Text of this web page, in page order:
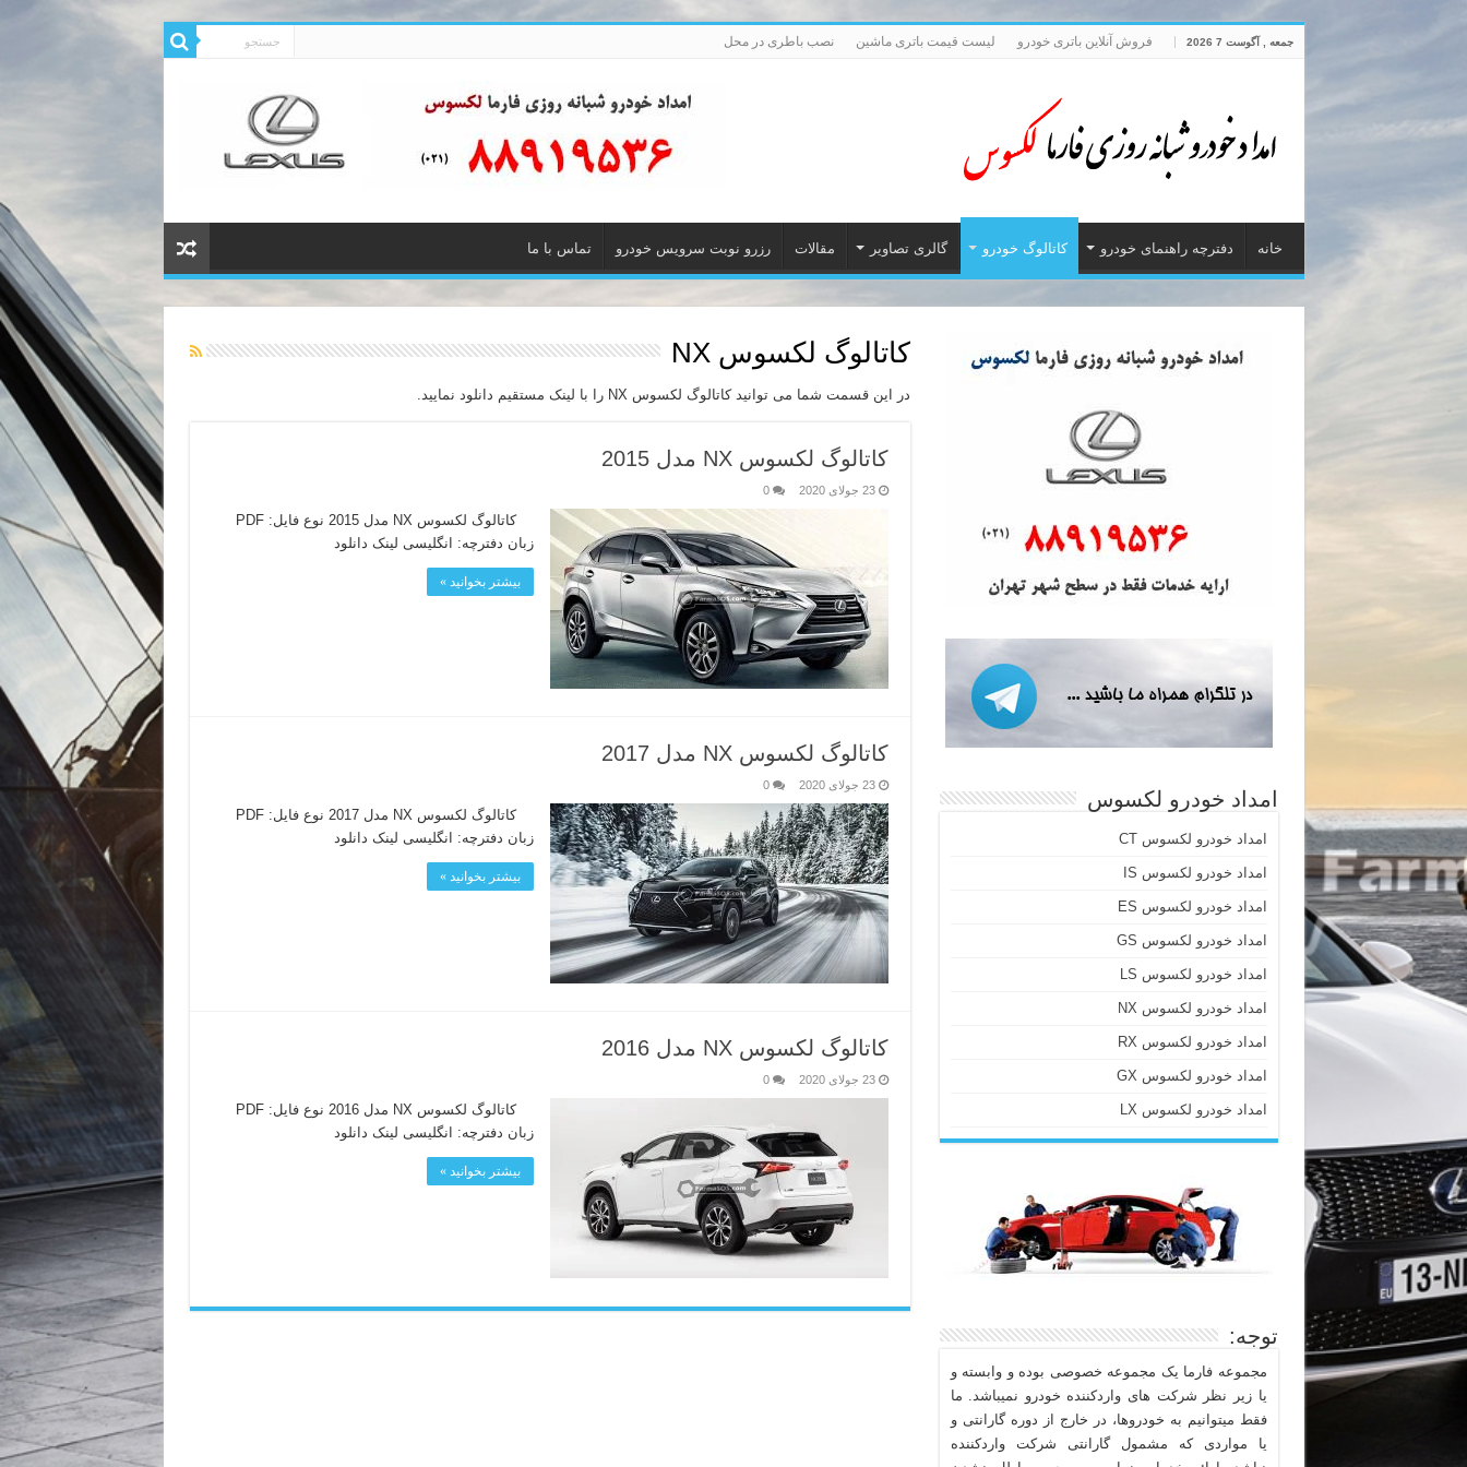
جمعه , آگوست 7 2026 فروش آنلاین باتری خودرو لیست قیمت باتری ماشین نصب باطری در محل
خانه دفترچه راهنمای خودرو کاتالوگ خودرو گالری تصاویر مقالات رزرو نوبت سرویس خودرو تماس با ما
کاتالوگ لکسوس NX
در این قسمت شما می توانید کاتالوگ لکسوس NX را با لینک مستقیم دانلود نمایید.
کاتالوگ لکسوس NX مدل 2015
23 جولای 2020 0
کاتالوگ لکسوس NX مدل 2015 نوع فایل: PDF
زبان دفترچه: انگلیسی لینک دانلود
بیشتر بخوانید »
کاتالوگ لکسوس NX مدل 2017
23 جولای 2020 0
کاتالوگ لکسوس NX مدل 2017 نوع فایل: PDF
زبان دفترچه: انگلیسی لینک دانلود
بیشتر بخوانید »
کاتالوگ لکسوس NX مدل 2016
23 جولای 2020 0
کاتالوگ لکسوس NX مدل 2016 نوع فایل: PDF
زبان دفترچه: انگلیسی لینک دانلود
بیشتر بخوانید »
امداد خودرو لکسوس
امداد خودرو لکسوس CT
امداد خودرو لکسوس IS
امداد خودرو لکسوس ES
امداد خودرو لکسوس GS
امداد خودرو لکسوس LS
امداد خودرو لکسوس NX
امداد خودرو لکسوس RX
امداد خودرو لکسوس GX
امداد خودرو لکسوس LX
توجه:
مجموعه فارما یک مجموعه خصوصی بوده و وابسته و
یا زیر نظر شرکت های واردکننده خودرو نمیباشد. ما
فقط میتوانیم به خودروها، در خارج از دوره گارانتی و
یا مواردی که مشمول گارانتی شرکت واردکننده